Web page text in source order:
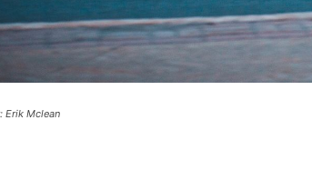
Erik Mclean